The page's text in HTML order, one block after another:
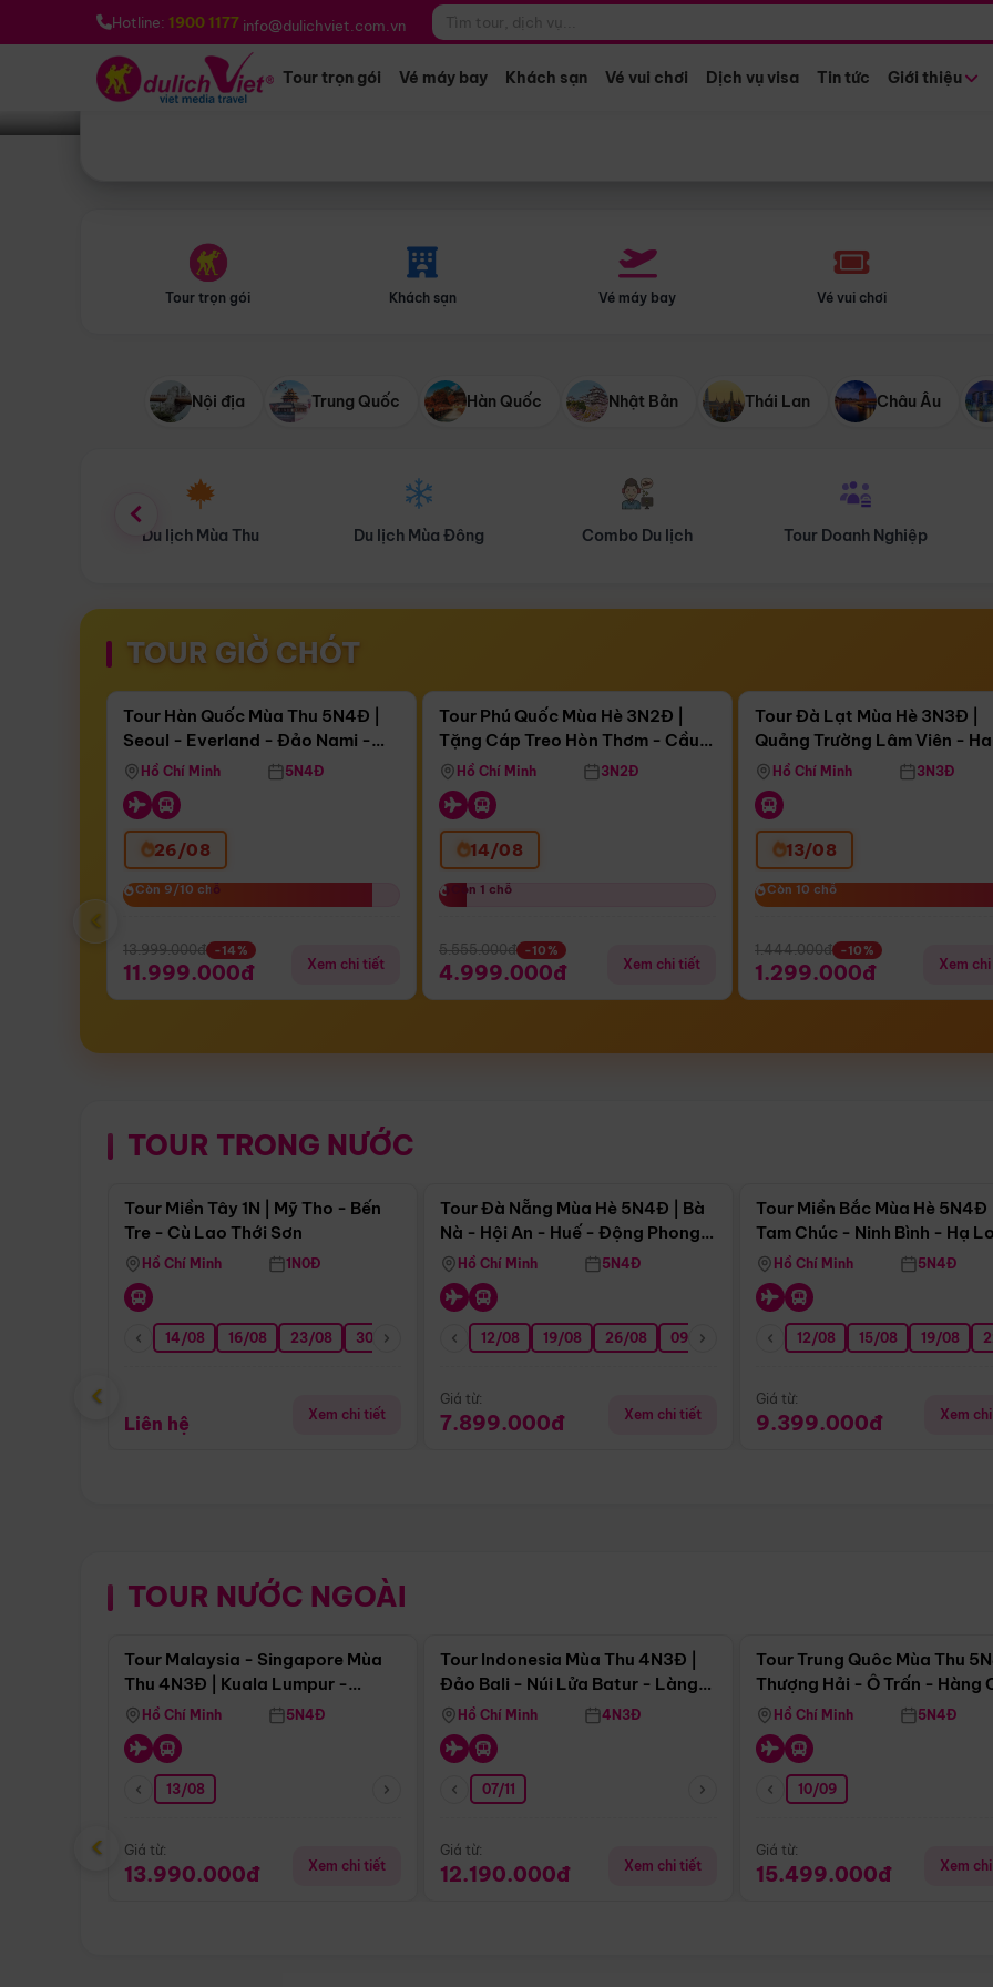
Hotline: 1900 1177 info@dulichviet.com.vn
Tour trọn gói Vé máy bay Khách sạn Vé vui chơi Dịch vụ visa Tin tức Giới thiệu
Bạn muốn đi đâu? *
Tour trọn gói Khách sạn Vé máy bay Vé vui chơi
Nội địa Trung Quốc Hàn Quốc Nhật Bản Thái Lan Châu Âu
Du lịch Mùa Đông Combo Du lịch Tour Doanh Nghiệp Du lịch Hành Hương
TOUR GIỜ CHÓT
Còn17 ngày 11:15:17
Bay Sun Phuquoc Airways
Điểm nổi bật
Tour Hàn Quốc Mùa Thu 5N4Đ |
Seoul - Everland - Đảo Nami -
Tháp Namsan (Bay Sun Phuquoc
Airways)
Hồ Chí Minh 5N4Đ
26/08
Còn 9/10 chỗ
Còn 9/10 chỗ
13.999.000đ -14%
11.999.000đ Xem chi tiết
Còn05 ngày 11:15:17
Tặng Cáp Treo Hòn Thơm
Tour Phú Quốc Mùa Hè 3N2Đ |
Tặng Cáp Treo Hòn Thơm - Cầu
Hôn - Công Viên Nước Aquatopia
Hồ Chí Minh 3N2Đ
14/08
Còn 1 chỗ
Còn 1 chỗ
5.555.000đ -10%
4.999.000đ Xem chi tiết
Còn04 ngày 11:15:17
Tour Đà Lạt Mùa Hè 3N3Đ |
Quảng Trường Lâm Viên -
Hill - Puppy Farm
Hồ Chí Minh 3N3Đ
13/08
Còn 10 chỗ
Còn 10 chỗ
1.444.000đ -10%
1.299.000đ Xem
‹
TOUR TRONG NƯỚC
Điểm nổi bật
Tour Miền Tây 1N | Mỹ Tho - Bến
Tre - Cù Lao Thới Sơn
Hồ Chí Minh 1N0Đ
14/08 16/08 23/08 30/08 06/09 13/09 20/09 27/09
Liên hệ Xem chi tiết
Tour Đà Nẵng Mùa Hè 5N4Đ | Bà
Nà - Hội An - Huế - Động Phong
NhaHồ Chí Minh 5N4Đ
12/08 19/08 26/08 09/09 16/09 23/09 30/09 07/10
Giá từ:
7.899.000đ Xem chi tiết
Tour Miền Bắc Mùa Hè 5N4Đ |
Tam Chúc - Ninh Bình - Hạ
Hồ Chí Minh 5N4Đ
12/08 15/08 19/08
Giá từ:
9.399.000đ Xem
‹
TOUR NƯỚC NGOÀI
Điểm nổi bật
Tour Malaysia - Singapore Mùa
Thu 4N3Đ | Kuala Lumpur -
Malacca - Johor Baru -
Singapore
Hồ Chí Minh 5N4Đ
13/08
Giá từ:
13.990.000đ Xem chi tiết
Tour Indonesia Mùa Thu 4N3Đ |
Đảo Bali - Núi Lửa Batur - Làng
Penglipuran
Hồ Chí Minh 4N3Đ
07/11
Giá từ:
12.190.000đ Xem chi tiết
Tour Trung Quôc Mùa Thu
Thượng Hải - Ô Trấn - Hàng
(Tour Không Shopping)
Hồ Chí Minh 5N4Đ
10/09
Giá từ:
15.499.000đ Xem
‹